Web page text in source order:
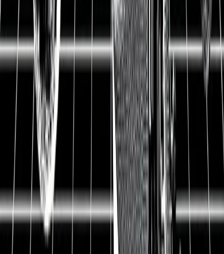
29.01.2021
▲ Eckert & Ziegler ist ein Spezialist für radioaktive
Strahlung. Das Unternehmen produziert verschiedene
radioaktive Isotope, die in der Medizin und Industrie
eingesetzt werden können. Seit einigen Jahren boomt
die Nachfrage nach den Produkten. Bei
Krebserkrankungen ist die Strahlenbehandlung sehr
körperschonend, preiswert und bietet bessere
Behandlungserfolge. Eckert & Ziegler hat eines der